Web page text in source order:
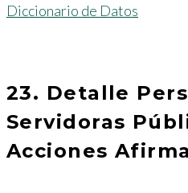
Diccionario de Datos
23. Detalle
Servidoras
Acciones